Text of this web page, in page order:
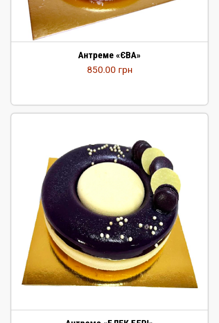
Антреме «ЄВА»
850.00 грн